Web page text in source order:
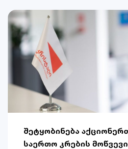
შეტყობინება
საერთო კრების